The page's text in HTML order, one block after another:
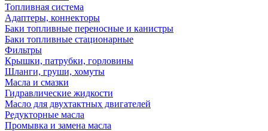
Топливная система
Адаптеры, коннекторы
Баки топливные переносные и канистры
Баки топливные стационарные
Фильтры
Крышки, патрубки, горловины
Шланги, груши, хомуты
Масла и смазки
Гидравлические жидкости
Масло для двухтактных двигателей
Редукторные масла
Промывка и замена масла